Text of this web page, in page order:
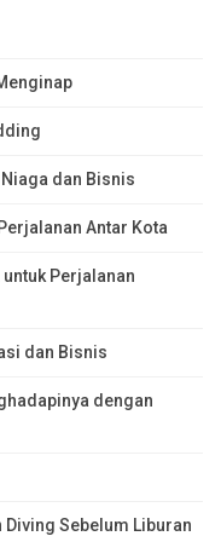
dan Bisnis
Antar Kota
Perjalanan
dan Bisnis
dengan
Sebelum Liburan